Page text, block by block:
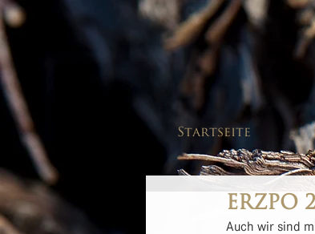
Startseite
ERZPO
Auch wir sind